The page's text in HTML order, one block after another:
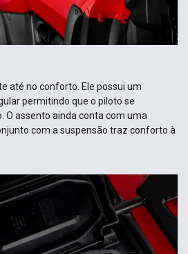
até no conforto. Ele possui um
permitindo que o piloto se
O assento ainda conta com uma
com a suspensão traz conforto à